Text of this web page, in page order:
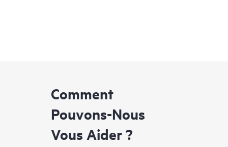
Comment
Pouvons-Nous
Vous Aider ?